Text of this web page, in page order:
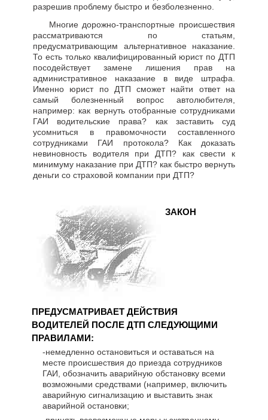
разрешив проблему быстро и безболезненно.
Многие дорожно-транспортные происшествия
рассматриваются по статьям,
предусматривающим альтернативное наказание.
То есть только квалифицированный юрист по ДТП
посодействует замене лишения прав на
административное наказание в виде штрафа.
Именно юрист по ДТП сможет найти ответ на
самый болезненный вопрос автолюбителя,
например: как вернуть отобранные сотрудниками
ГАИ водительские права? как заставить суд
усомниться в правомочности составленного
сотрудниками ГАИ протокола? Как доказать
невиновность водителя при ДТП? как свести к
минимуму наказание при ДТП? как быстро вернуть
деньги со страховой компании при ДТП?
ЗАКОН
ПРЕДУСМАТРИВАЕТ ДЕЙСТВИЯ
ВОДИТЕЛЕЙ ПОСЛЕ ДТП СЛЕДУЮЩИМИ
ПРАВИЛАМИ:
-немедленно остановиться и оставаться на
месте происшествия до приезда сотрудников
ГАИ, обозначить аварийную обстановку всеми
возможными средствами (например, включить
аварийную сигнализацию и выставить знак
аварийной остановки;